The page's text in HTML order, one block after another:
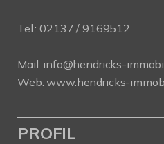
Tel.: 02137 / 9169512
Mail: info@hendricks-
Web:www.hendricks-
PROFIL